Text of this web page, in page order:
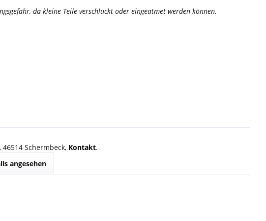
da kleine Teile verschluckt oder eingeatmet werden können.
Schermbeck, Kontakt.
angesehen